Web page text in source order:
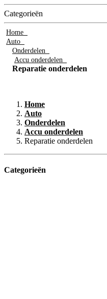
Categorieën
Home
Auto
Onderdelen
Accu onderdelen
Reparatie onderdelen
Home
Auto
Onderdelen
Accu onderdelen
Reparatie onderdelen
Categorieën